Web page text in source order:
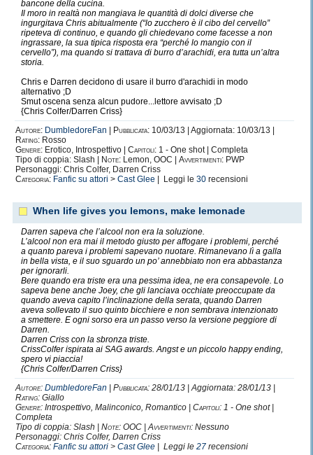
I telefilm.
I miei preferiti sono:
NCIS, Kebab for Breakfast, Sex and the City.
Ma quello, quello che sicuramente ha avuto più impatto
nella mia vita, è stato lui.
Glee.
illuminato e ispirato!
Ammetto di aver sviluppato una vera e propria
ossessione verso questa serie TV,
verso tutto quello che rappresenta e mostra,
verso questo gruppo di sfigatelli qualunque
che hanno cancellato la parola diversità dal
vocabolario
e che sanno accettarsi esattamente per quello che sono,
e per questo, grazie a questo,avranno successo.
E poi beh, all'interno del telefilm, la mia più grande
ispirazione,
sonoloro.
Kurt e Blaine
La miglior storia d'amore mai raccontata
La rappresentazione cinematografica della forza
bancone della cucina.
Il moro in realtà non mangiava le quantità di dolci diverse che
ingurgitava Chris abitualmente (“lo zucchero è il cibo del cervello”
ripeteva di continuo, e quando gli chiedevano come facesse a non
ingrassare, la sua tipica risposta era “perché lo mangio con il
cervello”), ma quando si trattava di burro d’arachidi, era tutta un’altra
storia.
Chris e Darren decidono di usare il burro d'arachidi in modo
alternativo ;D
Smut oscena senza alcun pudore...lettore avvisato ;D
{Chris Colfer/Darren Criss}
Autore: DumbledoreFan Pubblicata: 10/03/13 | Aggiornata: 10/03/13 |
Rating: Rosso
Genere: Erotico, Introspettivo | Capitoli: 1 - One shot | Completa
Tipo di coppia: Slash |
Note: Lemon, OOC | Avvertimenti: PWP
Personaggi: Chris Colfer, Darren Criss
Categoria: Fanfic su attori > Cast Glee | Leggi le 30 recensioni
When life gives you lemons, make lemonade
Darren sapeva che l’alcool non era la soluzione.
L’alcool non era mai il metodo giusto per affogare i problemi, perché
a quanto pareva i problemi sapevano nuotare. Rimanevano lì a galla
in bella vista, e il suo sguardo un po’ annebbiato non era abbastanza
per ignorarli.
Bere quando era triste era una pessima idea, ne era consapevole. Lo
sapeva bene anche Joey, che gli lanciava occhiate preoccupate da
quando aveva capito l’inclinazione della serata, quando Darren
aveva sollevato il suo quinto bicchiere e non sembrava intenzionato
a smettere. E ogni sorso era un passo verso la versione peggiore di
Darren.
Darren Criss con la sbronza triste.
CrissColfer ispirata ai SAG awards. Angst e un piccolo happy ending,
spero vi piaccia!
{Chris Colfer/Darren Criss}
Autore: DumbledoreFan Pubblicata: 28/01/13 | Aggiornata: 28/01/13 |
Rating: Giallo
Genere: Introspettivo, Malinconico, Romantico | Capitoli: 1 - One shot |
Completa
Tipo di coppia: Slash | Note: OOC |Avvertimenti: Nessuno
Personaggi: Chris Colfer, Darren Criss
Categoria: Fanfic su attori > Cast Glee | Leggi le 27 recensioni